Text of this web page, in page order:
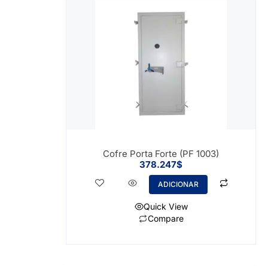
Cofre Porta Forte (PF 1003)
378.247$
ADICIONAR
Quick View
Compare